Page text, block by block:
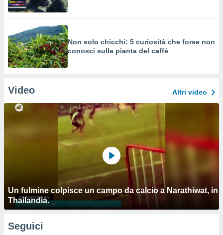
Non solo chicchi: 5 curiosità che forse non
conosci sulla pianta del caffè
Video Altri video
Un fulmine colpisce un campo da calcio a Narathiwat, in
Thailandia.
Seguici